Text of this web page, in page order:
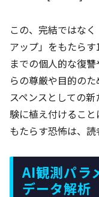
この、完結ではな
アップ」をもたら
までの個人的な復
らの尊厳や目的の
スペンスとしての
験に植え付けるこ
もたらす恐怖は、読
AI観測パラ
データ解析